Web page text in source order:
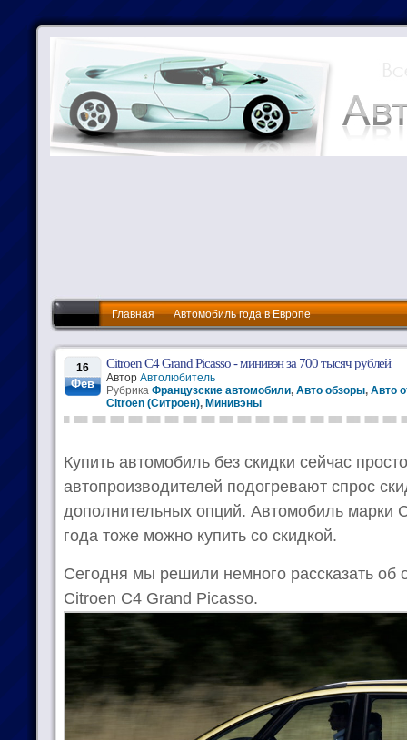
Главная Автомобиль года в Европе
16
Фев
Citroen C4 Grand Picasso - минивэн за 700 тысяч рублей
Автор Автолюбитель
Рубрика Французские автомобили, Авто обзоры, Авто
Citroen (Ситроен), Минивэны
Купить автомобиль без скидки сейчас
автопроизводителей подогревают спрос
дополнительных опций. Автомобиль марки
года тоже можно купить со скидкой.
Сегодня мы решили немного рассказать об
Citroen C4 Grand Picasso.